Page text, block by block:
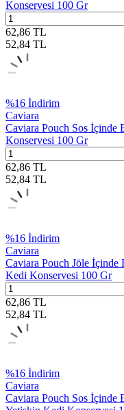
Konservesi 100 Gr
62,86 TL
52,84 TL
%16 İndirim
Caviara
Caviara Pouch Sos İçinde
Konservesi 100 Gr
62,86 TL
52,84 TL
%16 İndirim
Caviara
Caviara Pouch Jöle İçinde
Kedi Konservesi 100 Gr
62,86 TL
52,84 TL
%16 İndirim
Caviara
Caviara Pouch Sos İçinde